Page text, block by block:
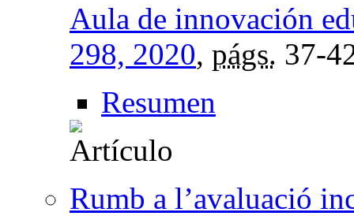
Aula de innovación
298, 2020, págs. 37-
Resumen
Rumb a l’avaluació